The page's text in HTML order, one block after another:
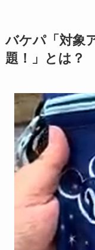
バケパ「対象
題！」とは？